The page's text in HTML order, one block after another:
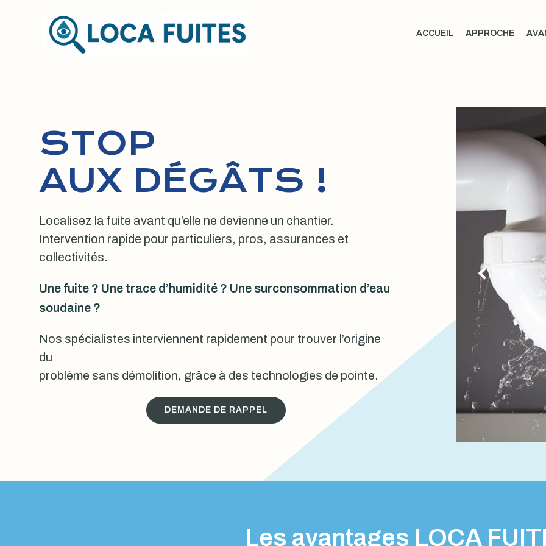
ACCUEIL APPROCHE
STOP
AUX DÉGÂTS !
Localisez la fuite avant qu’elle ne devienne un chantier.
Intervention rapide pour particuliers, pros, assurances et
collectivités.
Une fuite ? Une trace d’humidité ? Une surconsommation d’eau
soudaine ?
Nos spécialistes interviennent rapidement pour trouver l’origine
du
problème sans démolition, grâce à des technologies de pointe.
DEMANDE DE RAPPEL
Les avantages LOCA